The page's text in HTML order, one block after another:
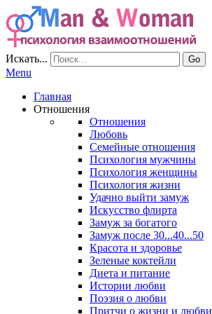
Искать... Go
Menu
Главная
Отношения
Отношения
Любовь
Семейные отношения
Психология мужчины
Психология женщины
Психология жизни
Удачно выйти замуж
Искусство флирта
Замуж за богатого
Замуж после 30...40...50
Красота и здоровье
Зеленые коктейли
Диета и питание
Истории любви
Поэзия о любви
Притчи о жизни и любви